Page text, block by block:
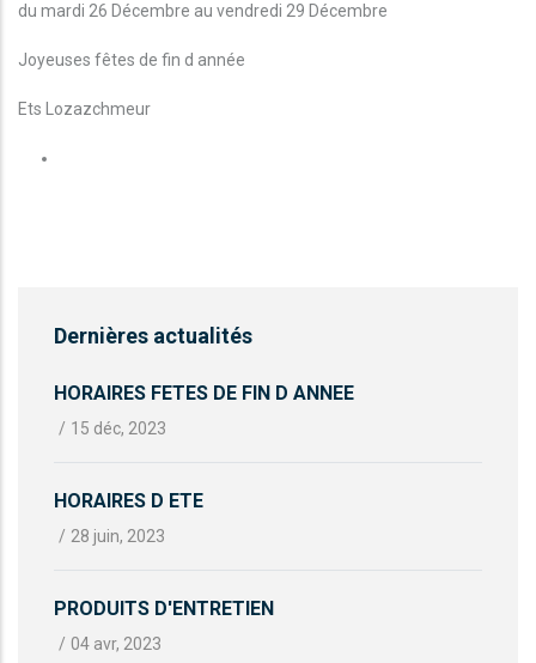
du mardi 26 Décembre au vendredi 29 Décembre
Joyeuses fêtes de fin d année
Ets Lozazchmeur
Dernières actualités
HORAIRES FETES DE FIN D ANNEE
/ 15 déc, 2023
HORAIRES D ETE
/ 28 juin, 2023
PRODUITS D'ENTRETIEN
/ 04 avr, 2023